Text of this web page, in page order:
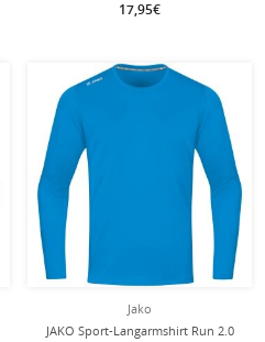
17,95€
Jako
JAKO Sport-Langarmshirt Run 2.0